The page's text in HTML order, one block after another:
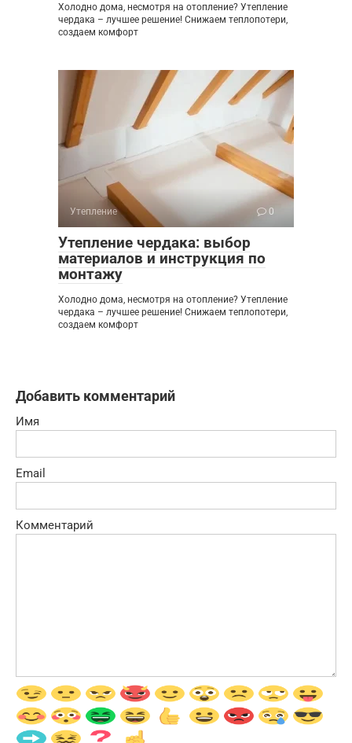
Холодно дома, несмотря на отопление? Утепление
чердака – лучшее решение! Снижаем теплопотери,
создаем комфорт
Утепление 0
Утепление чердака: выбор
материалов и инструкция по
монтажу
Холодно дома, несмотря на отопление? Утепление
чердака – лучшее решение! Снижаем теплопотери,
создаем комфорт
Добавить комментарий
Имя
Email
Комментарий